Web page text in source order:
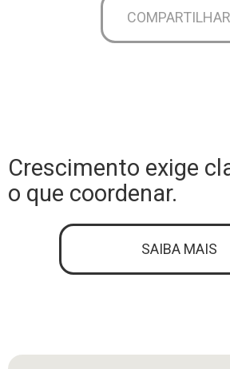
COMPARTILHAR
Crescimento exige
o que coordenar.
SAIBA MAIS